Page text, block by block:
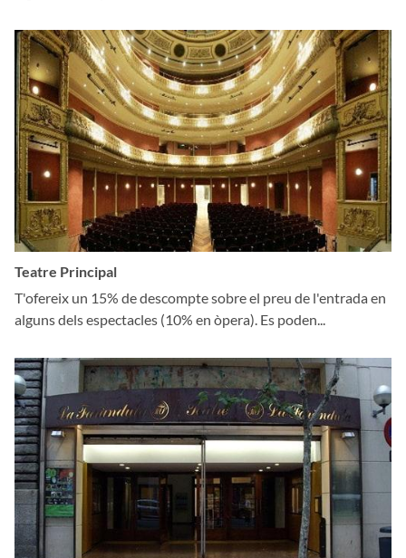
Teatre Principal
T'ofereix un 15% de descompte sobre el preu de l'entrada en
alguns dels espectacles (10% en òpera). Es poden...